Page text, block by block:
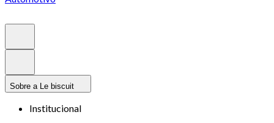
Sobre a Le biscuit
Institucional